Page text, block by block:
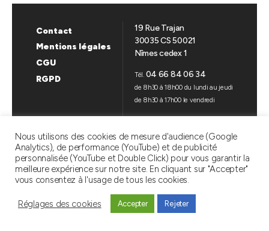
Contact
Mentions légales
CGU
RGPD
19 Rue Trajan
30035 CS 50021
Nîmes cedex 1
Tél.04 66 84 06 34
de 8h30 à 18h00 du lundi au jeudi
de 8h30 à 17h00 le vendredi
LinkedinYouTube
SAT AMÉNAGEMENT
Nous utilisons des cookies de mesure d'audience (Google
Analytics), de performance (YouTube) et de publicité
personnalisée (YouTube et Double Click) pour vous garantir la
meilleure expérience sur notre site. En cliquant sur "Accepter"
vous consentez à l'usage de tous les cookies.
Réglages des cookies Accepter Rejeter